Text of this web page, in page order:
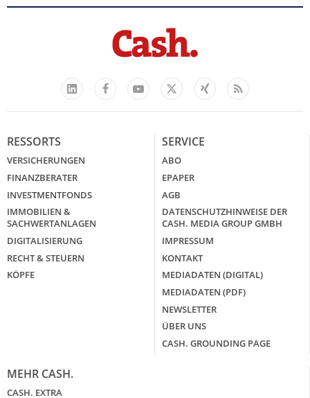
LinkedIn
FacebookYouTube
X
Xing Feed
RESSORTS
VERSICHERUNGEN
FINANZBERATER
INVESTMENTFONDS
IMMOBILIEN &
SACHWERTANLAGEN
DIGITALISIERUNG
RECHT & STEUERN
KÖPFE
SERVICE
ABO
EPAPER
AGB
DATENSCHUTZHINWEISE DER
CASH. MEDIA GROUP GMBH
IMPRESSUM
KONTAKT
MEDIADATEN (DIGITAL)
MEDIADATEN (PDF)
NEWSLETTER
ÜBER UNS
CASH. GROUNDING PAGE
MEHR CASH.
CASH. EXTRA